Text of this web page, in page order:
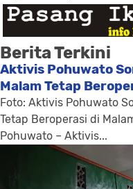
Berita Terkini
Aktivis Pohuwato
Malam Tetap
Foto: Aktivis Pohuwato
Tetap Beroperasi di
Pohuwato – Aktivis...